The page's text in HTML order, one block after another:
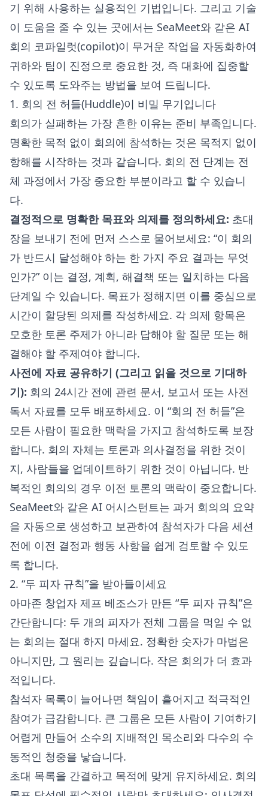
기 위해 사용하는 실용적인 기법입니다. 그리고 기술
이 도움을 줄 수 있는 곳에서는 SeaMeet와 같은 AI
회의 코파일럿(copilot)이 무거운 작업을 자동화하여
귀하와 팀이 진정으로 중요한 것, 즉 대화에 집중할
수 있도록 도와주는 방법을 보여 드립니다.
1. 회의 전 허들(Huddle)이 비밀 무기입니다
회의가 실패하는 가장 흔한 이유는 준비 부족입니다.
명확한 목적 없이 회의에 참석하는 것은 목적지 없이
항해를 시작하는 것과 같습니다. 회의 전 단계는 전
체 과정에서 가장 중요한 부분이라고 할 수 있습니
다.
결정적으로 명확한 목표와 의제를 정의하세요: 초대
장을 보내기 전에 먼저 스스로 물어보세요: “이 회의
가 반드시 달성해야 하는 한 가지 주요 결과는 무엇
인가?” 이는 결정, 계획, 해결책 또는 일치하는 다음
단계일 수 있습니다. 목표가 정해지면 이를 중심으로
시간이 할당된 의제를 작성하세요. 각 의제 항목은
모호한 토론 주제가 아니라 답해야 할 질문 또는 해
결해야 할 주제여야 합니다.
사전에 자료 공유하기 (그리고 읽을 것으로 기대하
기): 회의 24시간 전에 관련 문서, 보고서 또는 사전
독서 자료를 모두 배포하세요. 이 “회의 전 허들”은
모든 사람이 필요한 맥락을 가지고 참석하도록 보장
합니다. 회의 자체는 토론과 의사결정을 위한 것이
지, 사람들을 업데이트하기 위한 것이 아닙니다. 반
복적인 회의의 경우 이전 토론의 맥락이 중요합니다.
SeaMeet와 같은 AI 어시스턴트는 과거 회의의 요약
을 자동으로 생성하고 보관하여 참석자가 다음 세션
전에 이전 결정과 행동 사항을 쉽게 검토할 수 있도
록 합니다.
2. “두 피자 규칙”을 받아들이세요
아마존 창업자 제프 베조스가 만든 “두 피자 규칙”은
간단합니다: 두 개의 피자가 전체 그룹을 먹일 수 없
는 회의는 절대 하지 마세요. 정확한 숫자가 마법은
아니지만, 그 원리는 깊습니다. 작은 회의가 더 효과
적입니다.
참석자 목록이 늘어나면 책임이 흩어지고 적극적인
참여가 급감합니다. 큰 그룹은 모든 사람이 기여하기
어렵게 만들어 소수의 지배적인 목소리와 다수의 수
동적인 청중을 낳습니다.
초대 목록을 간결하고 목적에 맞게 유지하세요. 회의